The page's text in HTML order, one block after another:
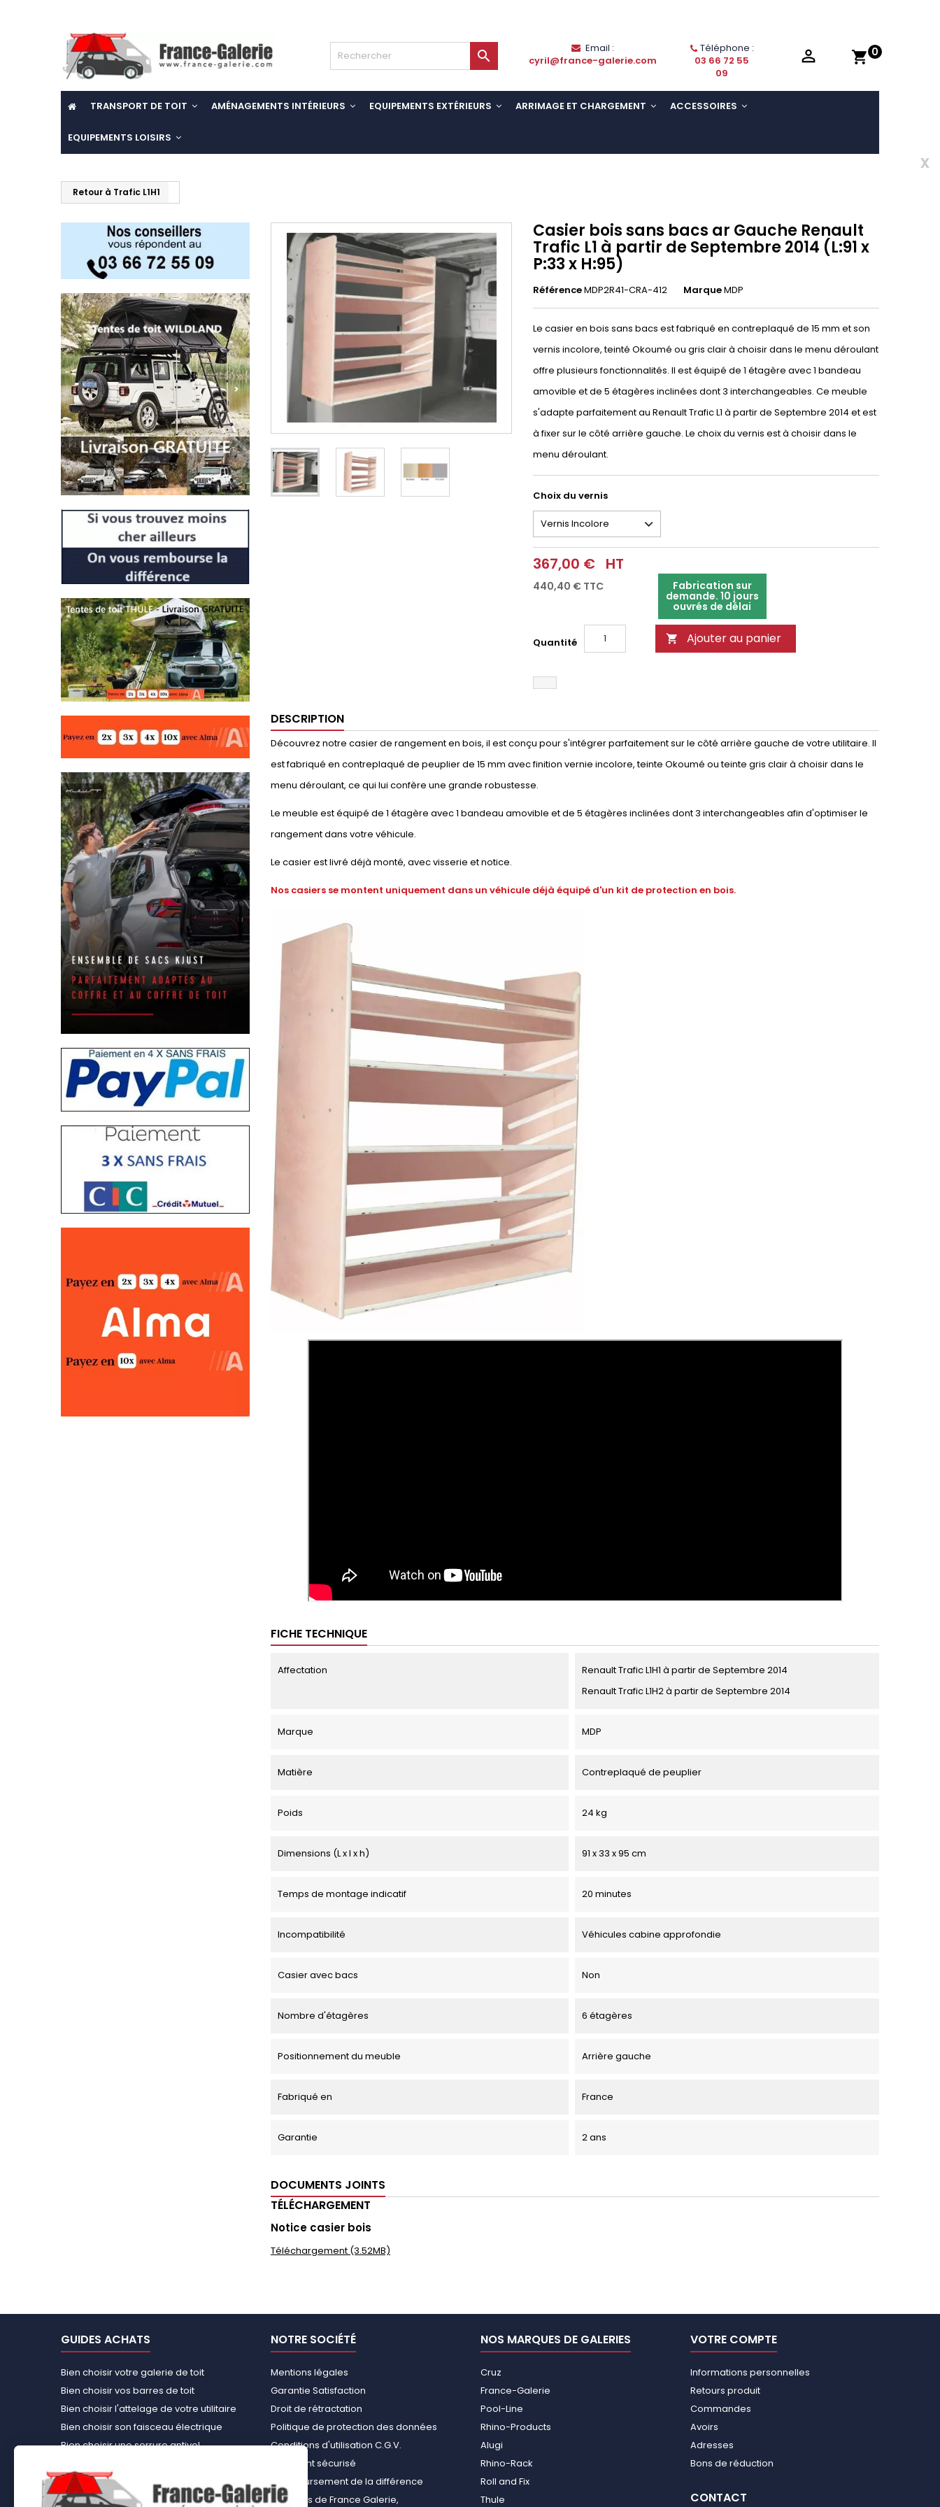
shopping_cart 0

Email :
cyril@france-galerie.com
Téléphone :
03 66 72 55
09

TRANSPORT DE TOIT AMÉNAGEMENTS INTÉRIEURS EQUIPEMENTS EXTÉRIEURS ARRIMAGE ET CHARGEMENT ACCESSOIRES
EQUIPEMENTS LOISIRS
x
Retour à Trafic L1H1
Casier bois sans bacs ar Gauche Renault
Trafic L1 à partir de Septembre 2014 (L:91 x
P:33 x H:95)
RéférenceMDP2R41-CRA-412 MarqueMDP
Le casier en bois sans bacs est fabriqué en contreplaqué de 15 mm et son
vernis incolore, teinté Okoumé ou gris clair à choisir dans le menu déroulant
offre plusieurs fonctionnalités. Il est équipé de 1 étagère avec 1 bandeau
amovible et de 5 étagères inclinées dont 3 interchangeables. Ce meuble
s'adapte parfaitement au Renault Trafic L1 à partir de Septembre 2014 et est
à fixer sur le côté arrière gauche. Le choix du vernis est à choisir dans le
menu déroulant.
Choix du vernis
367,00 € HT
440,40 € TTC Fabrication sur
demande. 10 jours
ouvrés de délai
Quantité  Ajouter au panier
DESCRIPTION
Découvrez notre casier de rangement en bois, il est conçu pour s'intégrer parfaitement sur le côté arrière gauche de votre utilitaire. Il
est fabriqué en contreplaqué de peuplier de 15 mm avec finition vernie incolore, teinte Okoumé ou teinte gris clair à choisir dans le
menu déroulant, ce qui lui confère une grande robustesse.
Le meuble est équipé de 1 étagère avec 1 bandeau amovible et de 5 étagères inclinées dont 3 interchangeables afin d'optimiser le
rangement dans votre véhicule.
Le casier est livré déjà monté, avec visserie et notice.
Nos casiers se montent uniquement dans un véhicule déjà équipé d'un kit de protection en bois.
FICHE TECHNIQUE
Affectation
Renault Trafic L1H1 à partir de Septembre 2014
Renault Trafic L1H2 à partir de Septembre 2014
Marque MDP
Matière Contreplaqué de peuplier
Poids 24 kg
Dimensions (L x l x h) 91 x 33 x 95 cm
Temps de montage indicatif 20 minutes
Incompatibilité Véhicules cabine approfondie
Casier avec bacs Non
Nombre d'étagères 6 étagères
Positionnement du meuble Arrière gauche
Fabriqué en France
Garantie 2 ans
DOCUMENTS JOINTS
TÉLÉCHARGEMENT
Notice casier bois
Téléchargement (3.52MB)
GUIDES ACHATS
Bien choisir votre galerie de toit
Bien choisir vos barres de toit
Bien choisir l'attelage de votre utilitaire
Bien choisir son faisceau électrique
Bien choisir une serrure antivol
Choisir le kit d’aménagement loisirs
démontable idéal
NOTRE SOCIÉTÉ
Mentions légales
Garantie Satisfaction
Droit de rétractation
Politique de protection des données
Conditions d'utilisation C.G.V.
Paiement sécurisé
Remboursement de la différence
À propos de France Galerie,
NOS MARQUES DE GALERIES
Cruz
France-Galerie
Pool-Line
Rhino-Products
Alugi
Rhino-Rack
Roll and Fix
Thule
VOTRE COMPTE
Informations personnelles
Retours produit
Commandes
Avoirs
Adresses
Bons de réduction
CONTACT